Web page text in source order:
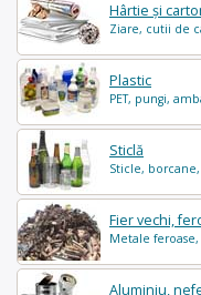
Hârtie și
Ziare, cutii de
Plastic
PET, pungi,
Sticlă
Sticle,
Fier vechi,
Metale
Aluminiu,